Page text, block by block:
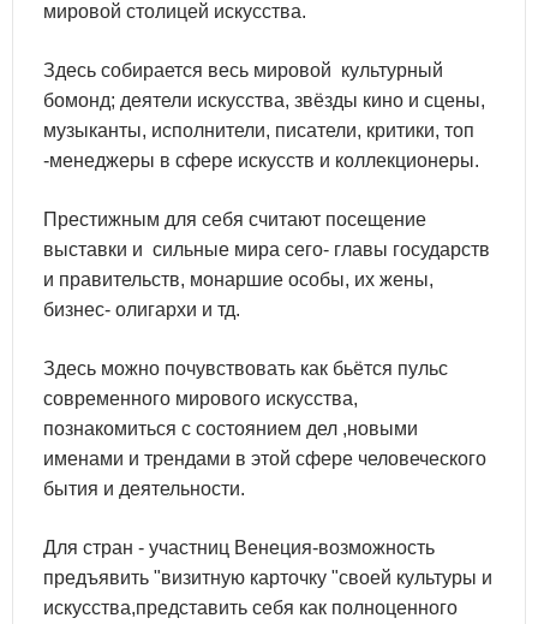
мировой столицей искусства.
Здесь собирается весь мировой культурный
бомонд; деятели искусства, звёзды кино и сцены,
музыканты, исполнители, писатели, критики, топ
-менеджеры в сфере искусств и коллекционеры.
Престижным для себя считают посещение
выставки и сильные мира сего- главы государств
и правительств, монаршие особы, их жены,
бизнес- олигархи и тд.
Здесь можно почувствовать как бьётся пульс
современного мирового искусства,
познакомиться с состоянием дел ,новыми
именами и трендами в этой сфере человеческого
бытия и деятельности.
Для стран - участниц Венеция-возможность
предъявить "визитную карточку "своей культуры и
искусства,представить себя как полноценного